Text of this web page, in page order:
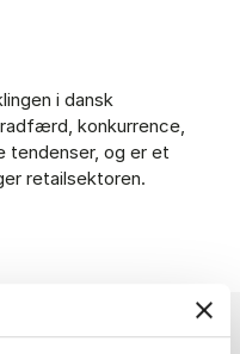
i dansk
konkurrence,
tendenser, og er et
retailsektoren.